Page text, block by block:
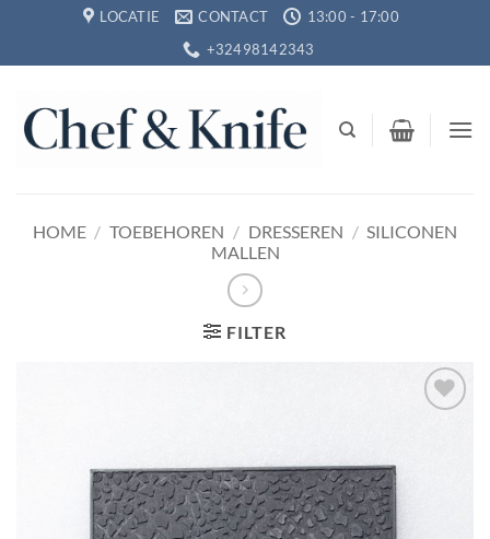
inhoud
LOCATIE CONTACT
13:00 - 17:00
+32498142343
HOME / TOEBEHOREN / DRESSEREN / SILICONEN
MALLEN
FILTER
verlanglijst